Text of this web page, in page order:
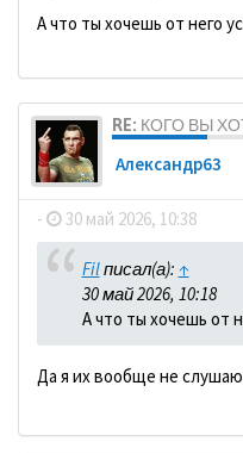
А что ты хочешь от него
RE: КОГО ВЫ
Александр63
- 30 май 2026, 10:38
Filписал(а): ↑
30 май 2026, 10:18
А что ты хочешь от
Да я их вообще не слушаю